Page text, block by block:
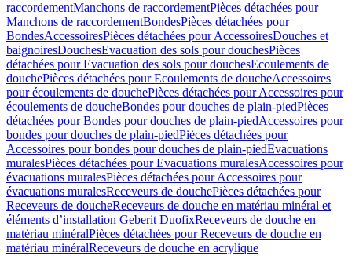
raccordementManchons de raccordementPièces détachées pour
Manchons de raccordementBondesPièces détachées pour
BondesAccessoiresPièces détachées pour AccessoiresDouches et
baignoiresDouchesEvacuation des sols pour douchesPièces
détachées pour Evacuation des sols pour douchesEcoulements de
douchePièces détachées pour Ecoulements de doucheAccessoires
pour écoulements de douchePièces détachées pour Accessoires pour
écoulements de doucheBondes pour douches de plain-piedPièces
détachées pour Bondes pour douches de plain-piedAccessoires pour
bondes pour douches de plain-piedPièces détachées pour
Accessoires pour bondes pour douches de plain-piedEvacuations
muralesPièces détachées pour Evacuations muralesAccessoires pour
évacuations muralesPièces détachées pour Accessoires pour
évacuations muralesReceveurs de douchePièces détachées pour
Receveurs de doucheReceveurs de douche en matériau minéral et
éléments d’installation Geberit DuofixReceveurs de douche en
matériau minéralPièces détachées pour Receveurs de douche en
matériau minéralReceveurs de douche en acrylique